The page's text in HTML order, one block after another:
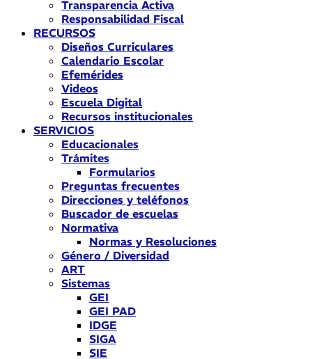
Transparencia Activa
Responsabilidad Fiscal
RECURSOS
Diseños Curriculares
Calendario Escolar
Efemérides
Videos
Escuela Digital
Recursos institucionales
SERVICIOS
Educacionales
Trámites
Formularios
Preguntas frecuentes
Direcciones y teléfonos
Buscador de escuelas
Normativa
Normas y Resoluciones
Género / Diversidad
ART
Sistemas
GEI
GEI PAD
IDGE
SIGA
SIE